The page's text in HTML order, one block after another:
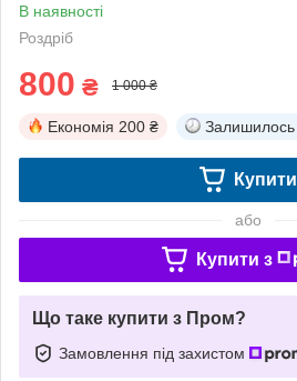
В наявності
Роздріб
800 ₴ 1 000 ₴
Економія 200 ₴ Залишилось
Купити
або
Купити з
Що таке купити з Пром?
Замовлення під захистом